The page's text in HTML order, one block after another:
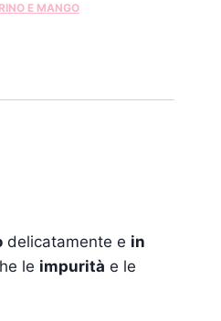
E MANGO
delicatamente e in
le impurità e le